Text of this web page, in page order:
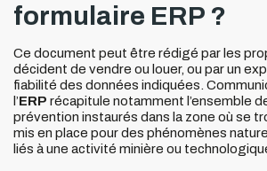
formulaire ERP ?
Ce document peut être rédigé par les
décident de vendre ou louer, ou par un
fiabilité des données indiquées.
l’ERP récapitule notamment l’ensemble
prévention instaurés dans la zone où se
mis en place pour des phénomènes
liés à une activité minière ou